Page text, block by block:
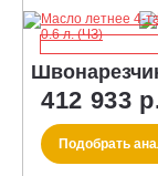
412 933
Подобрать